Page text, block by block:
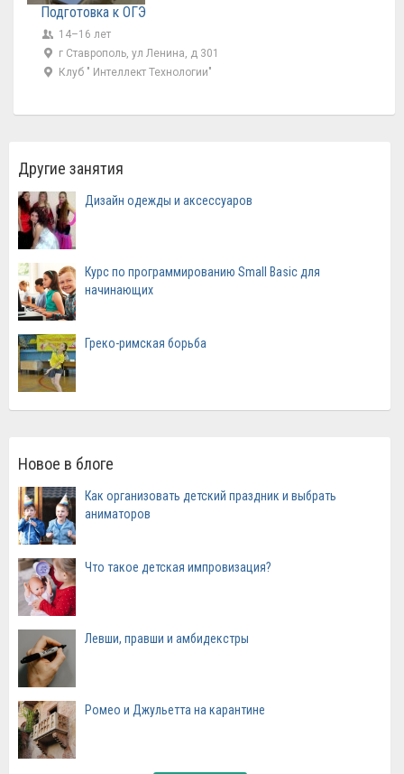
Подготовка к ОГЭ
14–16 лет
г Ставрополь, ул Ленина, д 301
Клуб " Интеллект Технологии"
Другие занятия
Дизайн одежды и аксессуаров
Курс по программированию Small Basic для
начинающих
Греко-римская борьба
Новое в блоге
Как организовать детский праздник и выбрать
аниматоров
Что такое детская импровизация?
Левши, правши и амбидекстры
Ромео и Джульетта на карантине